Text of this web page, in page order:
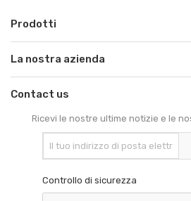
Prodotti
La nostra azienda
Contact us
Ricevi le nostre ultime notizie e le
Controllo di sicurezza